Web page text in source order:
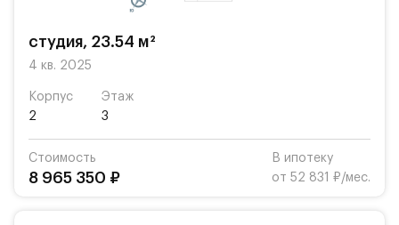
студия, 23.54 м²
4 кв. 2025
Корпус
2
Этаж
3
Стоимость
8 965 350 ₽
В ипотеку
от 52 831 ₽/мес.